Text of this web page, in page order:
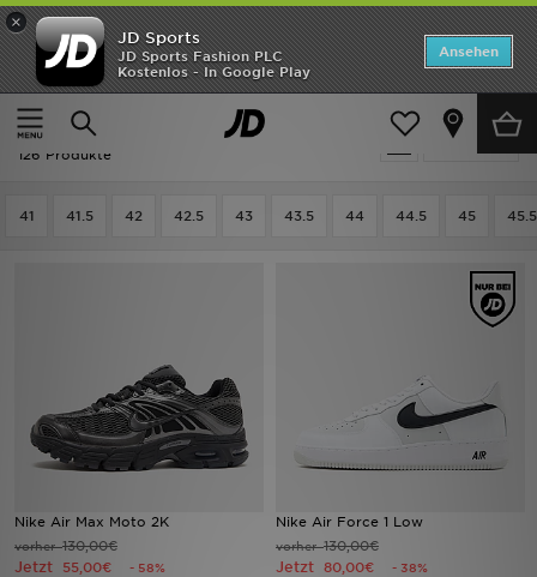
×
JD Sports
JD Sports Fashion PLC
Kostenlos - In Google Play
Ansehen
Home
Herren Herrenschuhe
Verfeinern
Ausverkauf | Herren - Herrenschuhe
126 Produkte
41 41.5 42 42.5 43 43.5 44 44.5 45 45.5
Nike Air Max Moto 2K
vorher130,00€
Jetzt 55,00€ - 58%
Nike Air Force 1 Low
vorher130,00€
Jetzt 80,00€ - 38%
ANGEBOTE
Neuheiten
Herren
Fußball